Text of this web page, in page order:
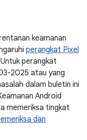
keamanan
perangkat Pixel
perangkat
2025 atau yang
dalam buletin ini
Android
memeriksa tingkat
dan